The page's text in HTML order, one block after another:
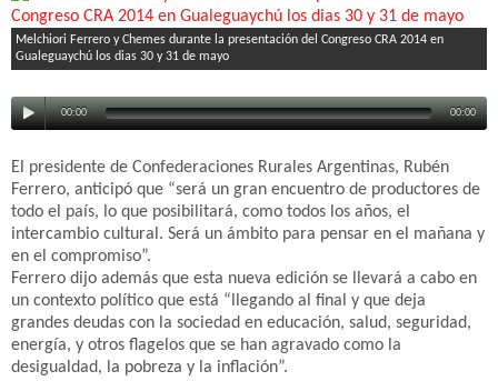
Melchiori Ferrero y Chemes durante la presentación del Congreso CRA 2014 en
Gualeguaychú los dias 30 y 31 de mayo
00:00 00:00
El presidente de Confederaciones Rurales Argentinas, Rubén
Ferrero, anticipó que “será un gran encuentro de productores de
todo el país, lo que posibilitará, como todos los años, el
intercambio cultural. Será un ámbito para pensar en el mañana y
en el compromiso”.
Ferrero dijo además que esta nueva edición se llevará a cabo en
un contexto político que está “llegando al final y que deja
grandes deudas con la sociedad en educación, salud, seguridad,
energía, y otros flagelos que se han agravado como la
desigualdad, la pobreza y la inflación”.